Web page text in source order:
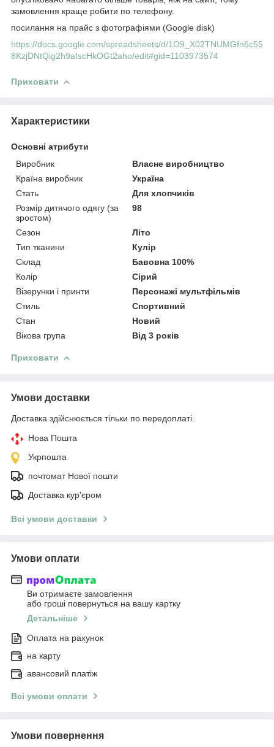
замовлення краще робити по телефону.
посилання на прайс з фотографіями (Google disk)
https://docs.google.com/spreadsheets/d/1O9_X02TNUMGfn6c55
8KzjDNtQig2h9aIscHkOGt2aho/edit#gid=1103973574
Приховати
Характеристики
Основні атрибути
Виробник
Власне виробництво
Країна виробник
Україна
Стать
Для хлопчиків
Розмір дитячого одягу (за
зростом)
98
Сезон
Літо
Тип тканини
Кулір
Склад
Бавовна 100%
Колір
Сірий
Візерунки і принти
Персонажі мультфільмів
Стиль
Спортивний
Стан
Новий
Вікова група
Від 3 років
Приховати
Умови доставки
Доставка здійснюється тільки по передоплаті.
Нова Пошта
Укрпошта
почтомат Нової пошти
Доставка кур'єром
Всі умови доставки
Умови оплати
Ви отримаєте замовлення
або гроші повернуться на вашу картку
Детальніше
Оплата на рахунок
на карту
авансовий платіж
Всі умови оплати
Умови повернення